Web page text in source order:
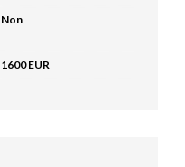
Non
1600 EUR